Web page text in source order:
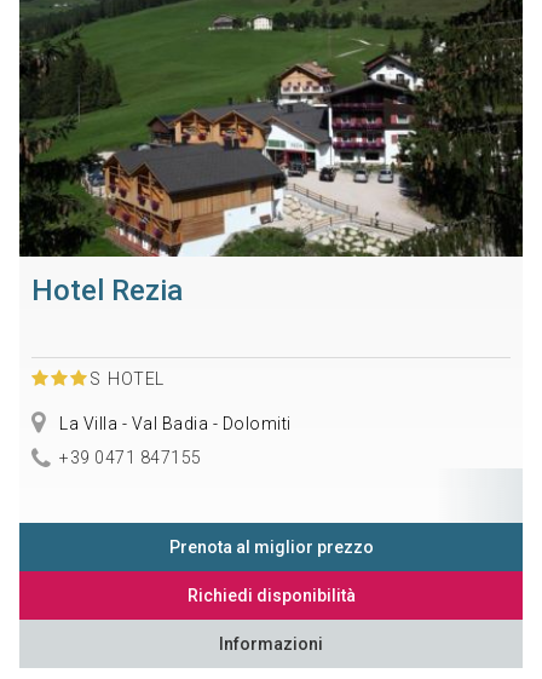
Hotel Rezia
S HOTEL
La Villa - Val Badia - Dolomiti
+39 0471 847155
Prenota al miglior prezzo
Richiedi disponibilità
Informazioni